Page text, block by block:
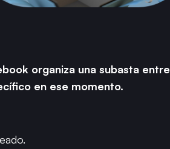
organiza una subasta entre
en ese momento.